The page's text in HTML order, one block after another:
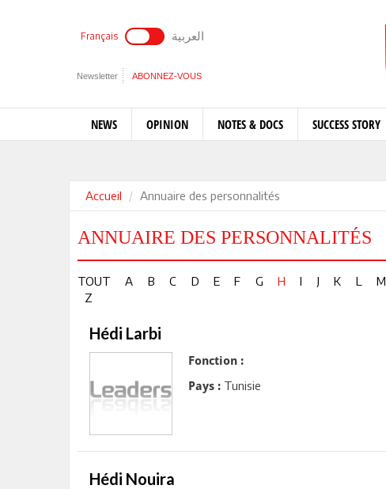
Français العربية
Newsletter ABONNEZ-VOUS
NEWS OPINION NOTES & DOCS SUCCESS STORY
Accueil Annuaire des personnalités
ANNUAIRE DES PERSONNALITÉS
TOUT A B C D E F G H I J K L M
Z
Hédi Larbi
Fonction :
Pays :Tunisie
Hédi Nouira